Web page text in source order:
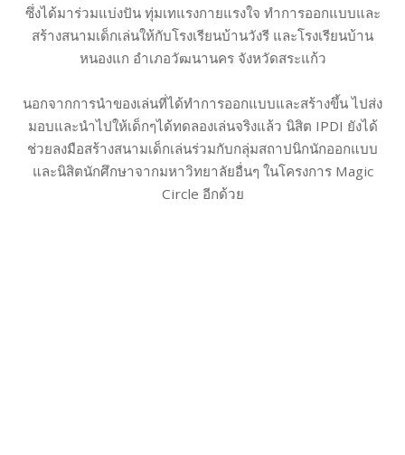
ซึ่งได้มาร่วมแบ่งปัน ทุ่มเทแรงกายแรงใจ ทำการออกแบบและ
สร้างสนามเด็กเล่นให้กับโรงเรียนบ้านวังรี และโรงเรียนบ้าน
หนองแก อำเภอวัฒนานคร จังหวัดสระแก้ว
นอกจากการนำของเล่นที่ได้ทำการออกแบบและสร้างขึ้น ไปส่ง
มอบและนำไปให้เด็กๆได้ทดลองเล่นจริงแล้ว นิสิต IPDI ยังได้
ช่วยลงมือสร้างสนามเด็กเล่นร่วมกับกลุ่มสถาปนิกนักออกแบบ
และนิสิตนักศึกษาจากมหาวิทยาลัยอื่นๆ ในโครงการ Magic
Circle อีกด้วย